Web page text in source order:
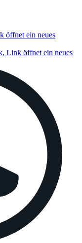
öffnet ein neues
Link öffnet ein neues